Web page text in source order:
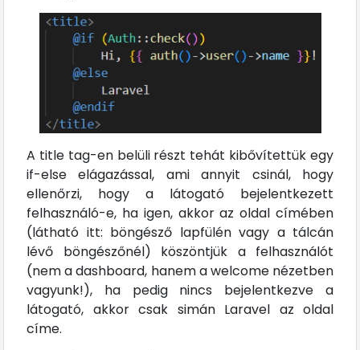
A title tag-en belüli részt tehát kibővítettük egy
if-else elágazással, ami annyit csinál, hogy
ellenőrzi, hogy a látogató bejelentkezett
felhasználó-e, ha igen, akkor az oldal címében
(látható itt: böngésző lapfülén vagy a tálcán
lévő böngészőnél) köszöntjük a felhasználót
(nem a dashboard, hanem a welcome nézetben
vagyunk!), ha pedig nincs bejelentkezve a
látogató, akkor csak simán Laravel az oldal
címe.